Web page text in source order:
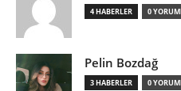
4 HABERLER 0
Pelin Bozdağ
3 HABERLER 0